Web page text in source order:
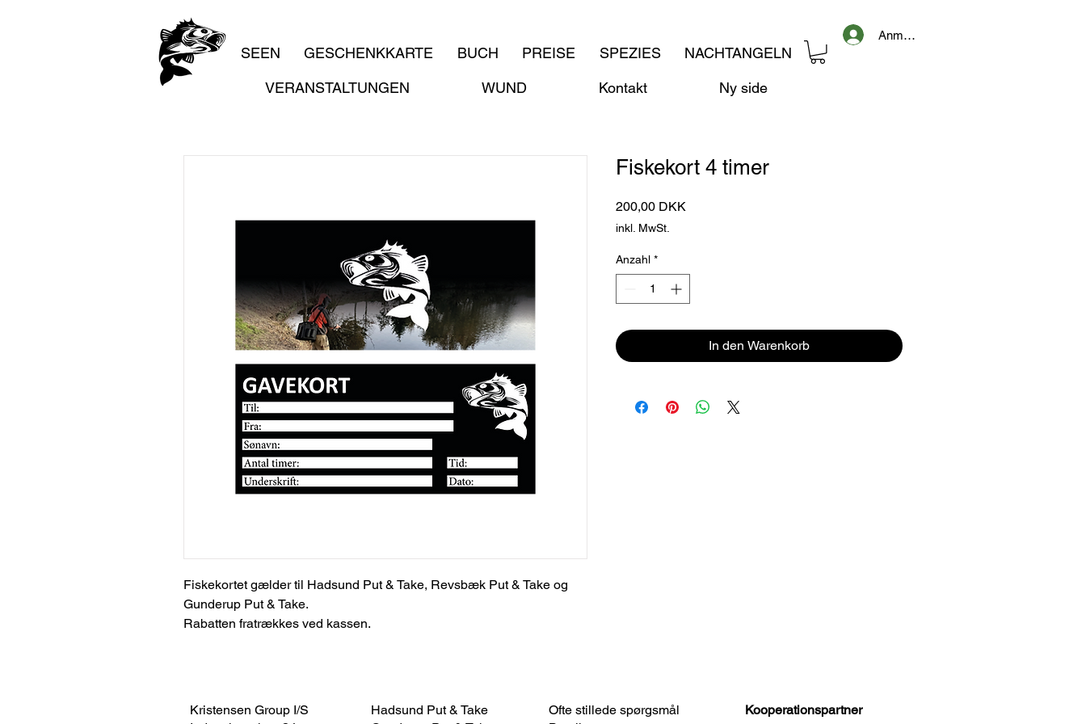
SEEN GESCHENKKARTE BUCH PREISE SPEZIES NACHTANGELN
VERANSTALTUNGEN WUND Kontakt Ny side
Anmelden
Fiskekortet gælder til Hadsund Put & Take, Revsbæk Put & Take og
Gunderup Put & Take.
Rabatten fratrækkes ved kassen.
Fiskekort 4 timer
200,00 DKKPreis
inkl. MwSt.
Anzahl *
In den Warenkorb
Kristensen Group I/S
Hadsund Put & Take​
Ofte stillede spørgsmål
Kooperationspartner